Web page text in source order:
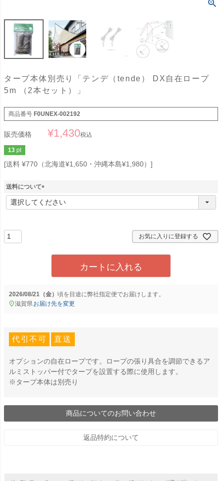
タープ本体別売り「テンデ（tende） DX自在ロープ
5m （2本セット）」
商品番号 F0UNEX-002192
販売価格 ¥1,430税込
13 pt
送料 ¥770（北海道¥1,650・沖縄本島¥1,980）
送料について
(
必
お気に入りに登録する
カートに入れる
2026/08/21（金） に弊社指定便でお届けします。
滋賀県お届け先を変更
代引不可 直送
オプションの自在ロープです。ロープの張り具合を調節できるア
ルミストッパー付でタープを設置する際に使用します。
※タープ本体は別売り
商品についてのお問い合わせ
返品特約について